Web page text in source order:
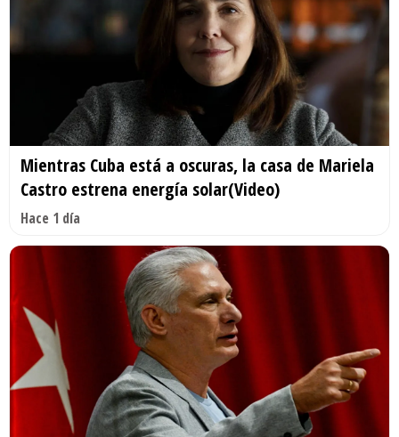
Mientras Cuba está a oscuras, la casa de Mariela
Castro estrena energía solar(Video)
Hace 1 día